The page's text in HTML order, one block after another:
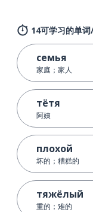
14可学习的单
семья
家庭；家人
тётя
阿姨
плохой
坏的；糟糕的
тяжёлый
重的；难的